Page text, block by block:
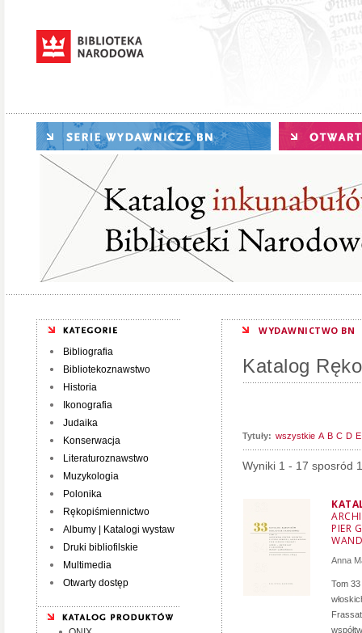
Bibliografia
Bibliotekoznawstwo
Historia
Ikonografia
Judaika
Konserwacja
Literaturoznawstwo
Muzykologia
Polonika
Rękopiśmiennictwo
Albumy | Katalogi wystaw
Druki bibliofilskie
Multimedia
Otwarty dostęp
WYDAWNICTWO BN
Katalog
Tytuły: wszystkie A B C D E
Wyniki 1 - 17 sposród
PIER
Anna
Tom